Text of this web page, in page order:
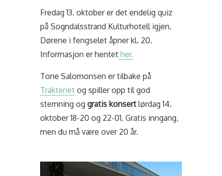
Fredag 13. oktober er det endelig quiz
på Sogndalsstrand Kulturhotell igjen.
Dørene i fengselet åpner kl. 20.
Informasjon er hentether.
Tone Salomonsen er tilbake på
Trakterietog spiller opp til god
stemning og gratis konsertlørdag 14.
oktober 18-20 og 22-01. Gratis inngang,
men du må være over 20 år.